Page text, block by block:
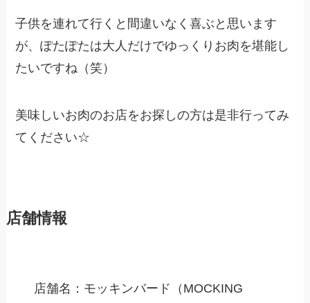
子供を連れて行くと間違いなく喜ぶと思います
が、ぽたぽたは大人だけでゆっくりお肉を堪能し
たいですね（笑）
美味しいお肉のお店をお探しの方は是非行ってみ
てください☆
店舗情報
店舗名：モッキンバード（MOCKING